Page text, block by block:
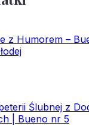
z Humorem –
Ślubnej z
| Bueno nr 5